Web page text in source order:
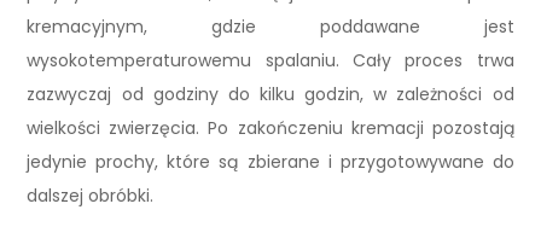
kremacyjnym, gdzie poddawane jest
wysokotemperaturowemu spalaniu. Cały proces trwa
zazwyczaj od godziny do kilku godzin, w zależności od
wielkości zwierzęcia. Po zakończeniu kremacji pozostają
jedynie prochy, które są zbierane i przygotowywane do
dalszej obróbki.